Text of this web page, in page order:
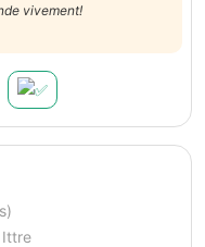
vivement!
Ittre